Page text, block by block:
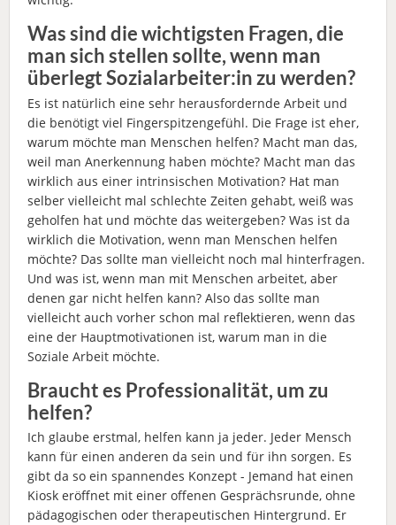
Was sind die wichtigsten Fragen, die
man sich stellen sollte, wenn man
überlegt Sozialarbeiter:in zu werden?
Es ist natürlich eine sehr herausfordernde Arbeit und
die benötigt viel Fingerspitzengefühl. Die Frage ist eher,
warum möchte man Menschen helfen? Macht man das,
weil man Anerkennung haben möchte? Macht man das
wirklich aus einer intrinsischen Motivation? Hat man
selber vielleicht mal schlechte Zeiten gehabt, weiß was
geholfen hat und möchte das weitergeben? Was ist da
wirklich die Motivation, wenn man Menschen helfen
möchte? Das sollte man vielleicht noch mal hinterfragen.
Und was ist, wenn man mit Menschen arbeitet, aber
denen gar nicht helfen kann? Also das sollte man
vielleicht auch vorher schon mal reflektieren, wenn das
eine der Hauptmotivationen ist, warum man in die
Soziale Arbeit möchte.
Braucht es Professionalität, um zu
helfen?
Ich glaube erstmal, helfen kann ja jeder. Jeder Mensch
kann für einen anderen da sein und für ihn sorgen. Es
gibt da so ein spannendes Konzept - Jemand hat einen
Kiosk eröffnet mit einer offenen Gesprächsrunde, ohne
pädagogischen oder therapeutischen Hintergrund. Er